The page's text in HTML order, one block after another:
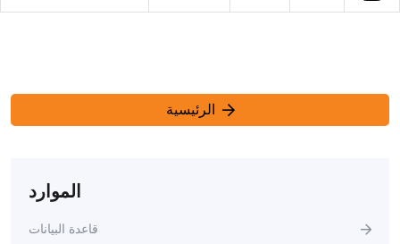
الرئيسية
الموارد
قاعدة البيانات